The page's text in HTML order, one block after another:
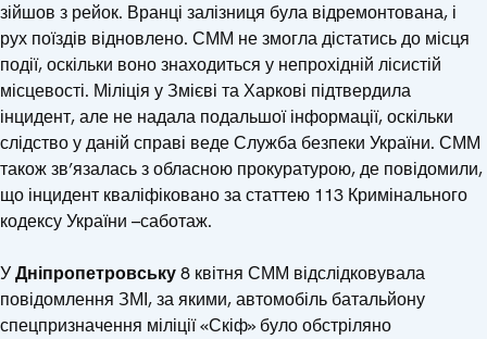
зійшов з рейок. Вранці залізниця була відремонтована, і
рух поїздів відновлено. СММ не змогла дістатись до місця
події, оскільки воно знаходиться у непрохідній лісистій
місцевості. Міліція у Змієві та Харкові підтвердила
інцидент, але не надала подальшої інформації, оскільки
слідство у даній справі веде Служба безпеки України. СММ
також зв’язалась з обласною прокуратурою, де повідомили,
що інцидент кваліфіковано за статтею 113 Кримінального
кодексу України –саботаж.
УДніпропетровську8 квітня СММ відслідковувала
повідомлення ЗМІ, за якими, автомобіль батальйону
спецпризначення міліції «Скіф» було обстріляно